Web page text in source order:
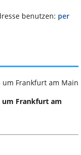
benutzen: per
um Frankfurt am